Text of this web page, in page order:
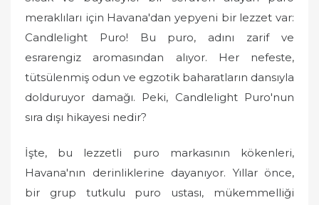
meraklıları için Havana'dan yepyeni bir lezzet var:
Candlelight Puro! Bu puro, adını zarif ve
esrarengiz aromasından alıyor. Her nefeste,
tütsülenmiş odun ve egzotik baharatların dansıyla
dolduruyor damağı. Peki, Candlelight Puro'nun
sıra dışı hikayesi nedir?
İşte, bu lezzetli puro markasının kökenleri,
Havana'nın derinliklerine dayanıyor. Yıllar önce,
bir grup tutkulu puro ustası, mükemmelliği